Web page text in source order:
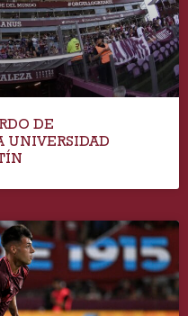
DE
UNIVERSIDAD